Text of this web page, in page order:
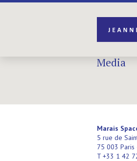
Media
Marais
5 rue de
75 003 Paris
T +33 1 42